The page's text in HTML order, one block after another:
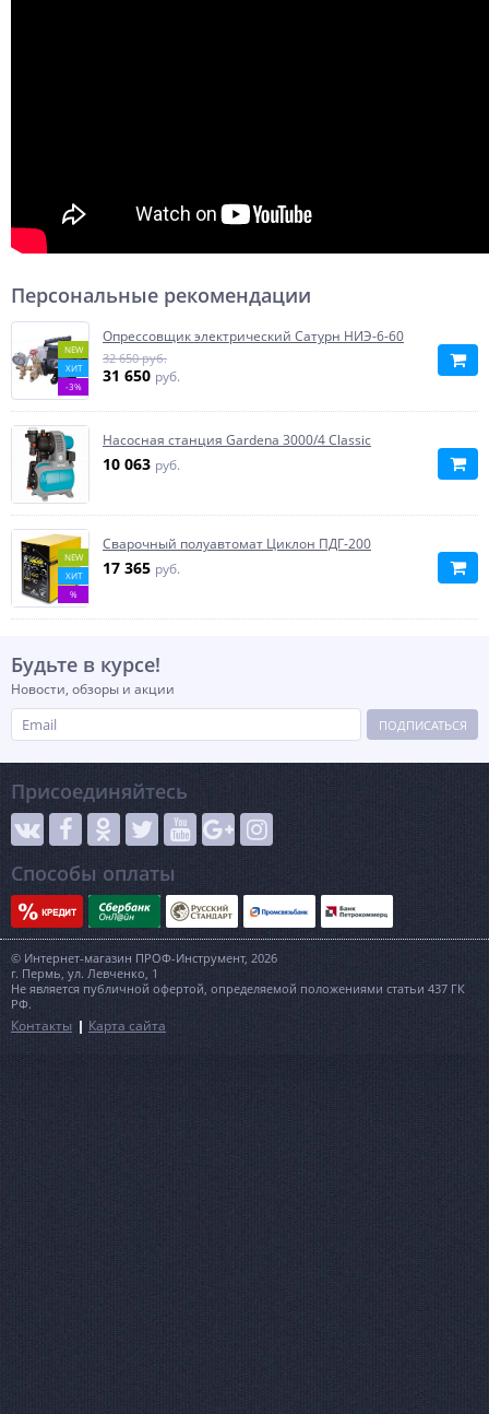
Персональные рекомендации
NEW
ХИТ
-3%
Опрессовщик электрический Сатурн НИЭ-6-60
32 650 руб.
31 650 руб.
Насосная станция Gardena 3000/4 Classic
10 063 руб.
NEW
ХИТ
%
Сварочный полуавтомат Циклон ПДГ-200
17 365 руб.
Будьте в курсе!
Новости, обзоры и акции
ПОДПИСАТЬСЯ
Присоединяйтесь
Способы оплаты
© Интернет-магазин ПРОФ-Инструмент, 2026
г. Пермь, ул. Левченко, 1
Не является публичной офертой, определяемой положениями статьи 437 ГК
РФ.
Контакты Карта сайта